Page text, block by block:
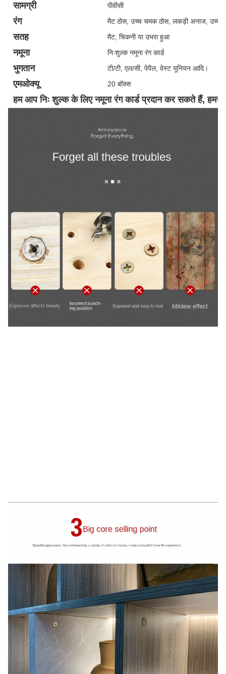
सामग्री पीवीसी
रंग मैट ठोस, उच्च चमक ठोस, लकड़ी अनाज,
सतह मैट, चिकनी या उभरा हुआ
नमूना निःशुल्क नमूना रंग कार्ड
भुगतान टी/टी, एल/सी, पेपैल, वेस्ट यूनियन आदि।
एमओक्यू 20 बॉक्स
हम आप निः शुल्क के लिए नमूना रंग कार्ड प्रदान कर सकते हैं,